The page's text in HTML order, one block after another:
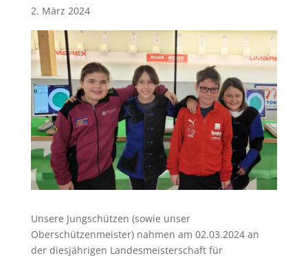
2. März 2024
Unsere Jungschützen (sowie unser
Oberschützenmeister) nahmen am 02.03.2024 an
der diesjährigen Landesmeisterschaft für